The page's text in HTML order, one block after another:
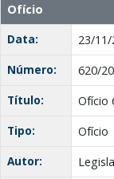
Ofício
Data:
23/11/
Número:
620/
Título:
Ofício
Tipo:
Ofício
Autor: